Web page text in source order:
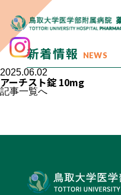
新着情報 NEWS
2025.06.02
アーチスト錠 10mg
記事一覧へ